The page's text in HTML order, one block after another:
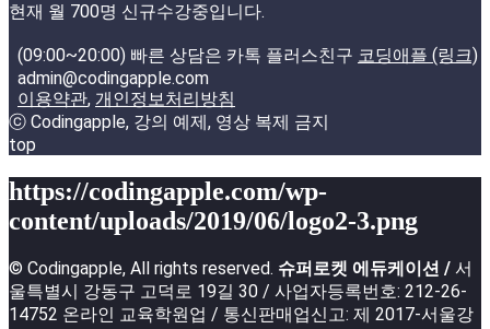
현재 월 700명 신규수강중입니다.
(09:00~20:00) 빠른 상담은 카톡 플러스친구 코딩애플 (링크)
admin@codingapple.com
이용약관, 개인정보처리방침
ⓒ Codingapple, 강의 예제, 영상 복제 금지
top
https://codingapple.com/wp-
content/uploads/2019/06/logo2-3.png
© Codingapple, All rights reserved. 슈퍼로켓 에듀케이션 / 서
울특별시 강동구 고덕로 19길 30 / 사업자등록번호: 212-26-
14752 온라인 교육학원업 / 통신판매업신고: 제 2017-서울강